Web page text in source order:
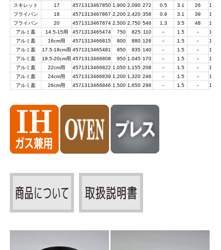
スキレット
17 4571313467850 1,900 2,090 272 0.5 3.1 26
10×2
フライパン
18 4571313467867 2,200 2,420 358 0.9 3.1 39
10×2
フライパン
20 4571313467874 2,500 2,750 546 1.3 3.5 48
10×2
アルミ蓋
14.5-15用 4571313465474 750 825 110 － 1.5 －
10×2
アルミ蓋
16cm用 4571313466815 800 880 126 － 1.5 －
10×2
アルミ蓋
17.5-18cm用 4571313465481 850 935 140 － 1.5 －
10×2
アルミ蓋
19.5-20cm用 4571313466808 950 1,045 170 － 1.5 －
10×2
アルミ蓋
22cm用 4571313466822 1,050 1,155 208 － 1.5 －
10×2
アルミ蓋
24cm用 4571313466839 1,200 1,320 246 － 1.5 －
10×2
アルミ蓋
26cm用 4571313466846 1,500 1,650 298 － 1.5 － 10×2